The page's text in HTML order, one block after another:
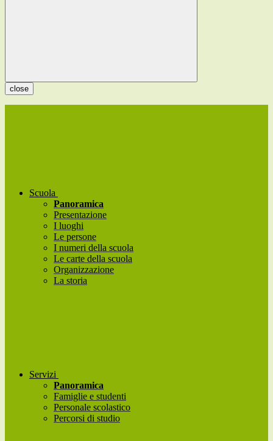
close
Scuola
Panoramica
Presentazione
I luoghi
Le persone
I numeri della scuola
Le carte della scuola
Organizzazione
La storia
Servizi
Panoramica
Famiglie e studenti
Personale scolastico
Percorsi di studio